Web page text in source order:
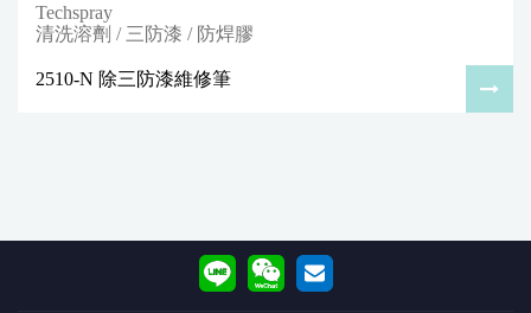
Techspray
清洗溶劑 / 三防漆 / 防焊膠
2510-N 除三防漆維修筆